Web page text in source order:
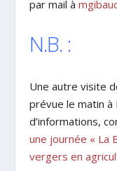
par mail à
N.B. :
Une autre visite
prévue le matin à
d’informations,
une journée « La
vergers en